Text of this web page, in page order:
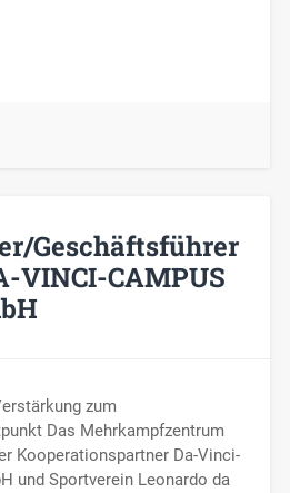
Geschäftsführer
VINCI-CAMPUS
zum
Das Mehrkampfzentrum
Kooperationspartner Da-Vinci-
und Sportverein Leonardo da